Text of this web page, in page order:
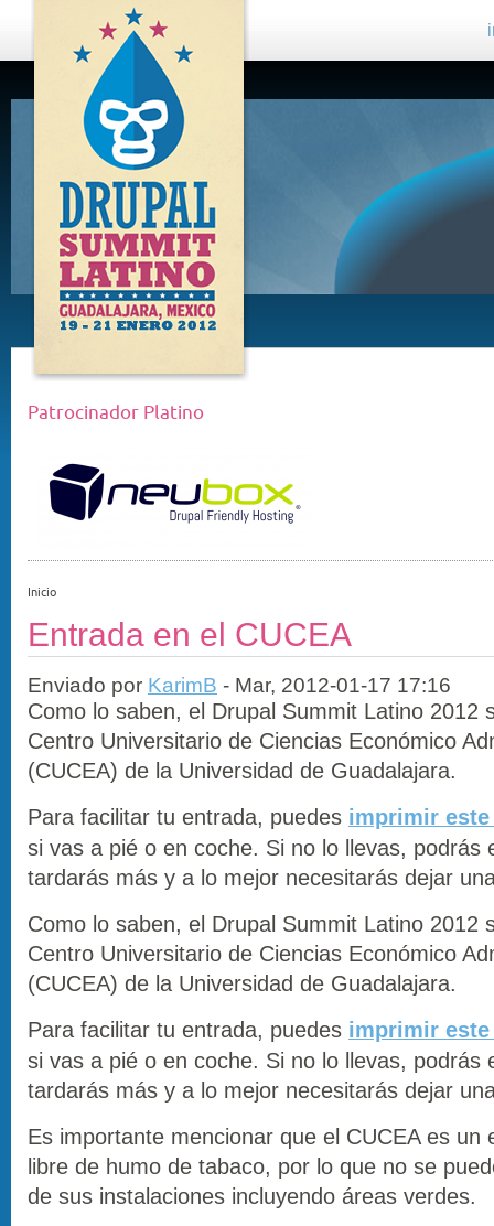
DRUPAL
SUMMIT
LATINO,
GUADALAJARA
2012
Patrocinador Platino
Inicio
Entrada en el CUCEA
Enviado por KarimB - Mar, 2012-01-17 17:16
Como lo saben, el Drupal Summit Latino 2012
Centro Universitario de Ciencias Económico
(CUCEA) de la Universidad de Guadalajara.
Para facilitar tu entrada, puedes imprimir este
si vas a pié o en coche. Si no lo llevas, podrás
tardarás más y a lo mejor necesitarás dejar
Como lo saben, el Drupal Summit Latino 2012
Centro Universitario de Ciencias Económico
(CUCEA) de la Universidad de Guadalajara.
Para facilitar tu entrada, puedes imprimir este
si vas a pié o en coche. Si no lo llevas, podrás
tardarás más y a lo mejor necesitarás dejar
Es importante mencionar que el CUCEA es un
libre de humo de tabaco, por lo que no se
de sus instalaciones incluyendo áreas verdes.